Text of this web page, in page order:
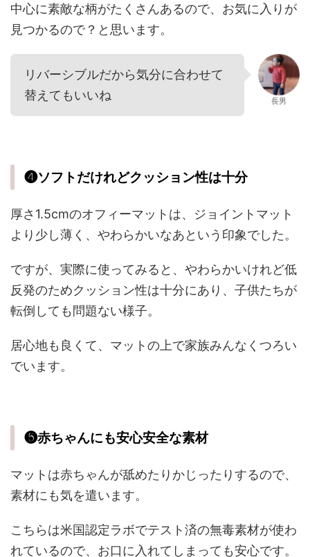
中心に素敵な柄がたくさんあるので、お気に入りが
見つかるので？と思います。
リバーシブルだから気分に合わせて
替えてもいいね
長男
❹ソフトだけれどクッション性は十分
厚さ1.5cmのオフィーマットは、ジョイントマット
より少し薄く、やわらかいなあという印象でした。
ですが、実際に使ってみると、やわらかいけれど低
反発のためクッション性は十分にあり、子供たちが
転倒しても問題ない様子。
居心地も良くて、マットの上で家族みんなくつろい
でいます。
❺赤ちゃんにも安心安全な素材
マットは赤ちゃんが舐めたりかじったりするので、
素材にも気を遣います。
こちらは米国認定ラボでテスト済の無毒素材が使わ
れているので、お口に入れてしまっても安心です。